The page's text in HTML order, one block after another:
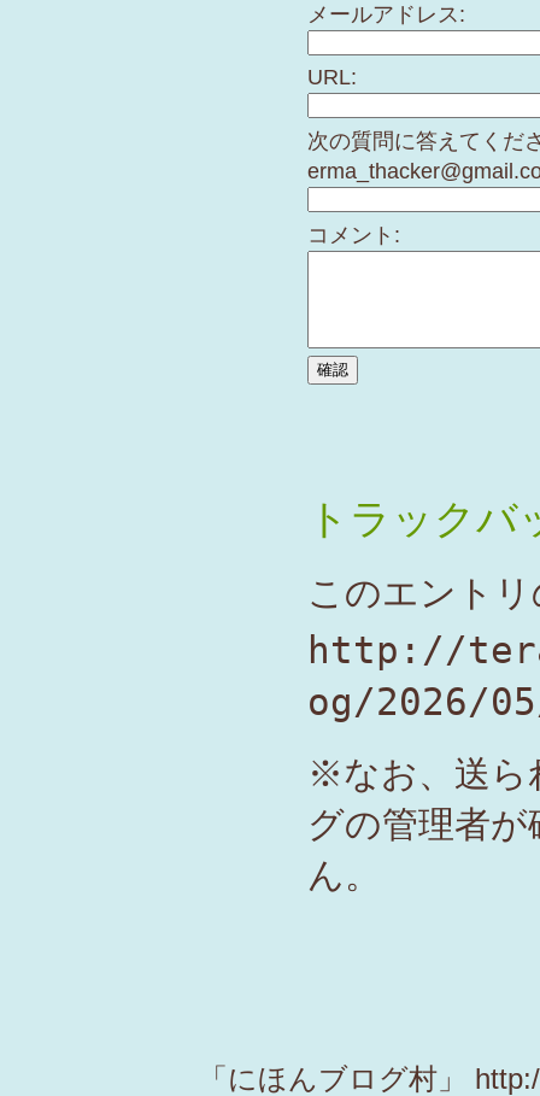
メールアドレス:
URL:
次の質問に答えてくだ
コメント:
トラックバ
このエント
http://
og/2026/
※なお、送ら
グの管理者
ん。
「にほんブログ村」